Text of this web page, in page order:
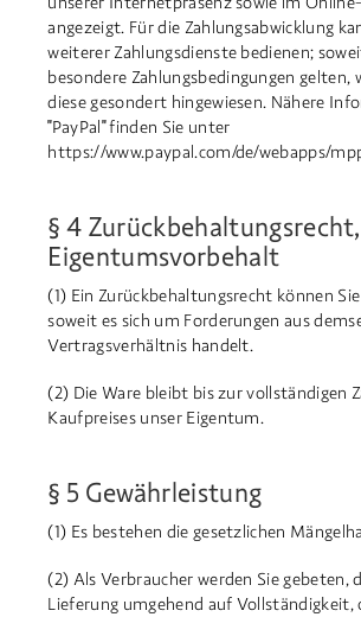
angezeigt. Für die Zahlungsabwicklung
weiterer Zahlungsdienste bedienen;
besondere Zahlungsbedingungen gelten,
diese gesondert hingewiesen. Nähere
"PayPal" finden Sie unter
https://www.paypal.com/de/webapps/
§ 4 Zurückbehaltungsrecht,
Eigentumsvorbehalt
(1) Ein Zurückbehaltungsrecht können
soweit es sich um Forderungen aus
Vertragsverhältnis handelt.
(2) Die Ware bleibt bis zur vollständigen
Kaufpreises unser Eigentum.
§ 5 Gewährleistung
(1) Es bestehen die gesetzlichen
(2) Als Verbraucher werden Sie gebeten,
Lieferung umgehend auf Vollständigkeit,